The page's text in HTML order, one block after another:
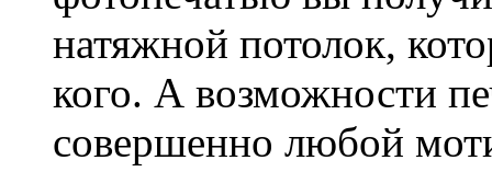
натяжной потолок,
кого. А возможности
совершенно любой